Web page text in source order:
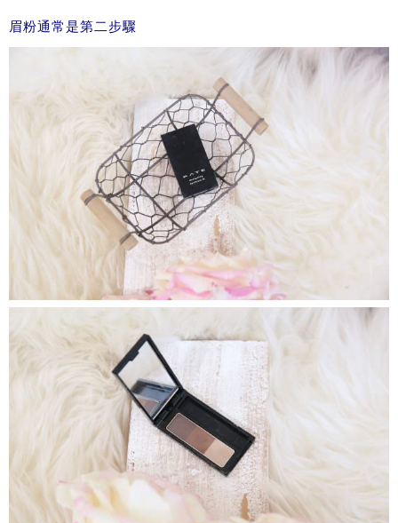
眉粉通常是第二步驟